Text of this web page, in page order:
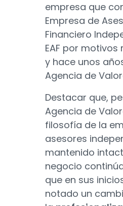
empresa que
Empresa de
Financiero
EAF por motivos
y hace unos
Agencia de
Destacar que,
Agencia de
filosofía de la
asesores
mantenido
negocio
que en sus
notado un